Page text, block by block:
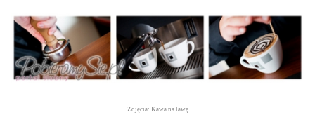
Zdjęcia: Kawa na ławę